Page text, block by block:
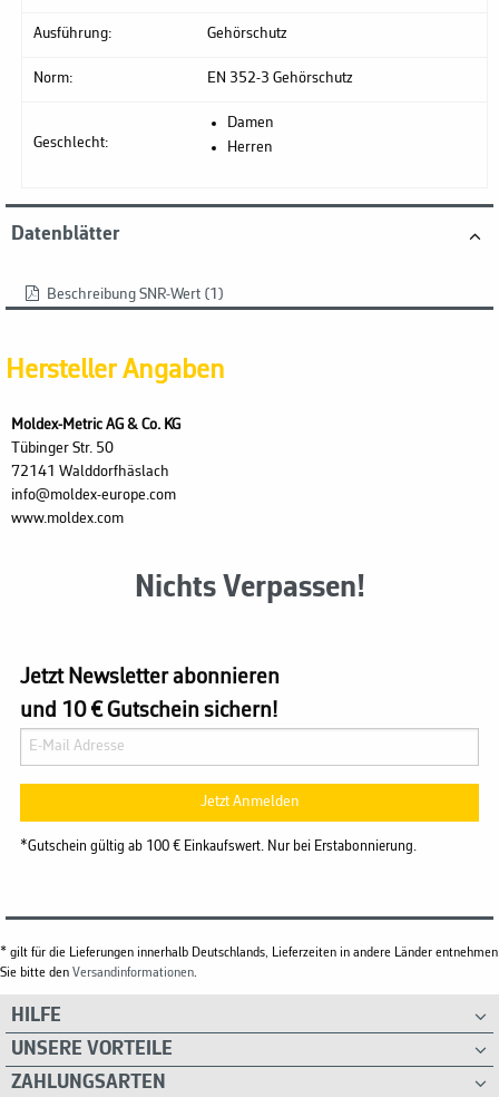
Ausführung: Gehörschutz
Norm: EN 352-3 Gehörschutz
Geschlecht:
Damen
Herren
Datenblätter
Beschreibung SNR-Wert (1)
Hersteller Angaben
Moldex-Metric AG & Co. KG
Tübinger Str. 50
72141 Walddorfhäslach
info@moldex-europe.com
www.moldex.com
Nichts Verpassen!
Jetzt Newsletter abonnieren
und 10 € Gutschein sichern!
Jetzt Anmelden
*Gutschein gültig ab 100 € Einkaufswert. Nur bei Erstabonnierung.
* gilt für die Lieferungen innerhalb Deutschlands, Lieferzeiten in andere Länder entnehmen
Sie bitte den Versandinformationen.
HILFE
UNSERE VORTEILE
ZAHLUNGSARTEN